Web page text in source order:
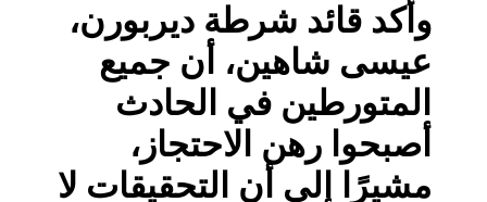
وأكد قائد شرطة ديربورن،
عيسى شاهين، أن جميع
المتورطين في الحادث
أصبحوا رهن الاحتجاز،
مشيرًا إلى أن التحقيقات لا